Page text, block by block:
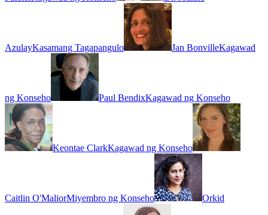
AzulayKasamang Tagapangulo Jan BonvilleKagawad
ng Konseho Paul BendixKagawad ng Konseho
Keontae ClarkKagawad ng Konseho
Caitlin O'MaliorMiyembro ng Konseho Orkid